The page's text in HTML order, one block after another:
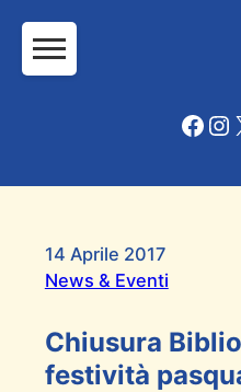
14 Aprile 2017
News & Eventi
Chiusura
festività